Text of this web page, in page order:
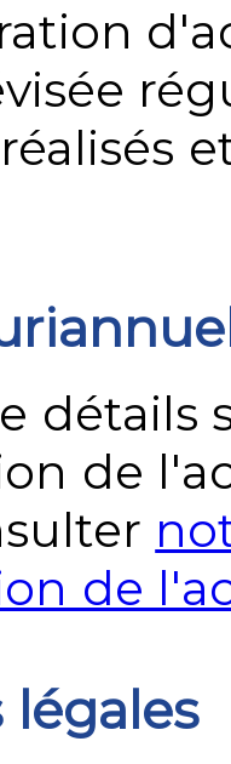
détails
de
de
légales